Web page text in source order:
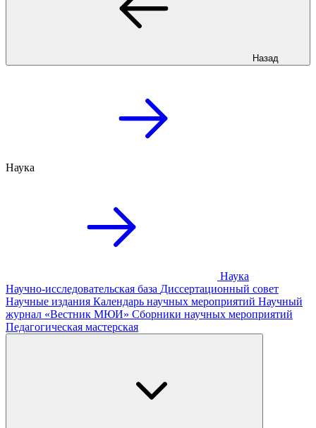
Назад
Наука
Наука
Научно-исследовательская база Диссертационный совет
Научные издания Календарь научных мероприятий Научный
журнал «Вестник МЮИ» Сборники научных мероприятий
Педагогическая мастерская